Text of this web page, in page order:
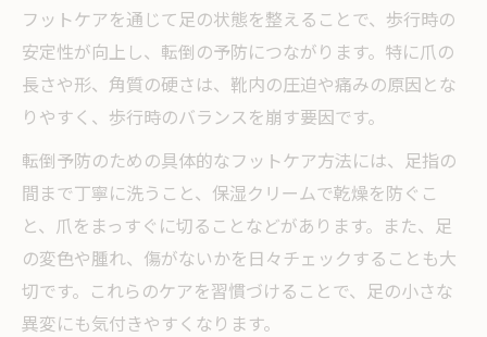
フットケア資格取得前に知るべき基礎知識
高齢者フットケア研修で学べる内容とは
フットケア巻き爪対策の学習ポイントを解
説
フットケアの仕事内容とそのやりがいを知
る
看護や介護で使えるフットケア知識の習得
法
高齢者フットケアの必要性と効果を解説
フットケアを通じて足の状態を整えることで、歩行時の
安定性が向上し、転倒の予防につながります。特に爪の
長さや形、角質の硬さは、靴内の圧迫や痛みの原因とな
りやすく、歩行時のバランスを崩す要因です。
転倒予防のための具体的なフットケア方法には、足指の
間まで丁寧に洗うこと、保湿クリームで乾燥を防ぐこ
と、爪をまっすぐに切ることなどがあります。また、足
の変色や腫れ、傷がないかを日々チェックすることも大
切です。これらのケアを習慣づけることで、足の小さな
異変にも気付きやすくなります。